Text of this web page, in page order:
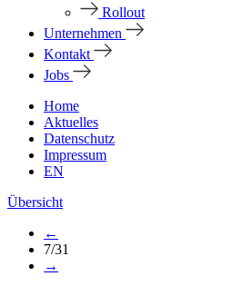
Rollout
Unternehmen
Kontakt
Jobs
Home
Aktuelles
Datenschutz
Impressum
EN
Übersicht
←
7/31
→